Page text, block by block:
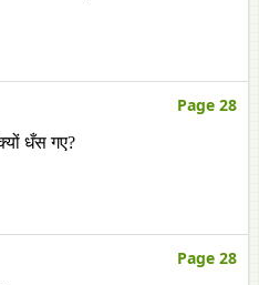
Page 28
धँस गए?
Page 28